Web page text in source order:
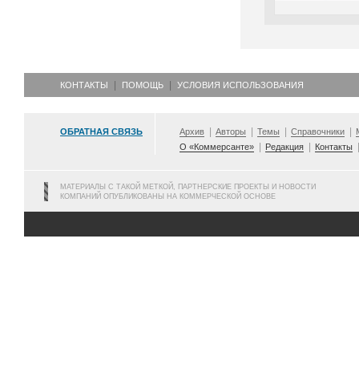
КОНТАКТЫ ПОМОЩЬ УСЛОВИЯ ИСПОЛЬЗОВАНИЯ
ОБРАТНАЯ СВЯЗЬ Архив Авторы Темы Справочники
О «Коммерсанте»
Редакция Контакты
МАТЕРИАЛЫ С ТАКОЙ МЕТКОЙ, ПАРТНЕРСКИЕ ПРОЕКТЫ И НОВОСТИ
КОМПАНИЙ ОПУБЛИКОВАНЫ НА КОММЕРЧЕСКОЙ ОСНОВЕ